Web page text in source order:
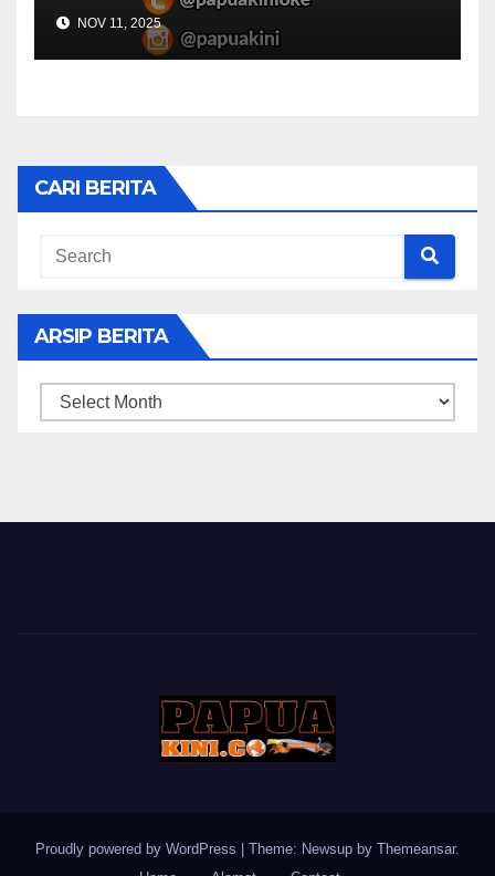
NOV 11, 2025
CARI BERITA
ARSIP BERITA
ARSIP
Proudly powered by WordPress | Theme: Newsup by Themeansar.